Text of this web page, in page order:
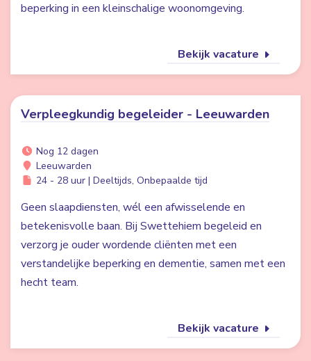
beperking in een kleinschalige woonomgeving.
Bekijk vacature
Verpleegkundig begeleider - Leeuwarden
Nog 12 dagen
Leeuwarden
24 - 28 uur | Deeltijds, Onbepaalde tijd
Geen slaapdiensten, wél een afwisselende en
betekenisvolle baan. Bij Swettehiem begeleid en
verzorg je ouder wordende cliënten met een
verstandelijke beperking en dementie, samen met een
hecht team.
Bekijk vacature